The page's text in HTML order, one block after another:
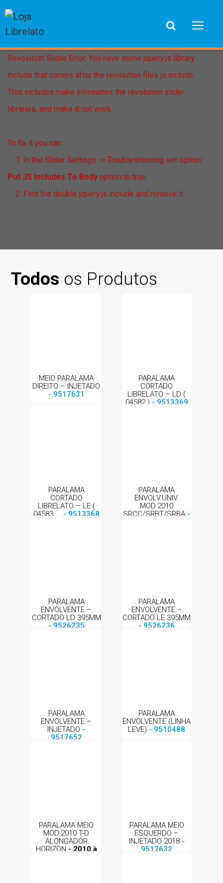
Revolution Slider Error: You have some jquery.js library
include that comes after the revolution files js include.
This includes make eliminates the revolution slider
libraries, and make it not work.
To fix it you can:
1. In the Slider Settings -> Troubleshooting set option:
Put JS Includes To Body option to true.
2. Find the double jquery.js include and remove it.
Todos os Produtos
MEIO PARALAMA
DIREITO – INJETADO
- 9517631
PARALAMA
CORTADO
LIBRELATO – LD (
04582 ) - 9513369
PARALAMA
CORTADO
LIBRELATO – LE (
04583 ... - 9513368
PARALAMA
ENVOLV.UNIV.
MOD.2010
SRCC/SRBT/SRBA -
PARALAMA
ENVOLVENTE –
CORTADO LD 395MM
- 9526235
PARALAMA
ENVOLVENTE –
CORTADO LE 395MM
- 9526236
PARALAMA
ENVOLVENTE –
INJETADO -
9517652
PARALAMA
ENVOLVENTE (LINHA
LEVE) - 9510488
PARALAMA MEIO
MOD.2010 T-D
ALONGADOR
HORIZON - 2010 à
PARALAMA MEIO
ESQUERDO –
INJETADO 2018 -
9517632